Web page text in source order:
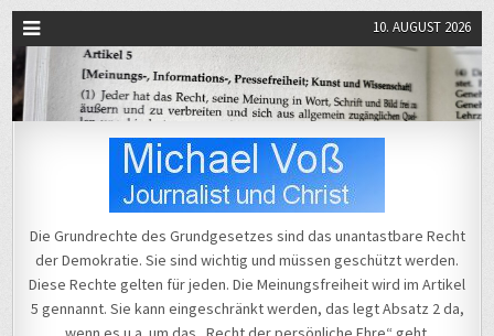
10. AUGUST 2026
Michael Voß
Die Grundrechte des Grundgesetzes sind das unantastbare Recht
der Demokratie. Sie sind wichtig und müssen geschützt werden.
Diese Rechte gelten für jeden. Die Meinungsfreiheit wird im Artikel
5 gennannt. Sie kann eingeschränkt werden, das legt Absatz 2 da,